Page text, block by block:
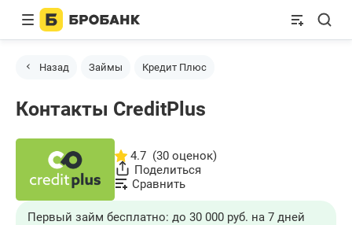
Назад Займы Кредит Плюс
Контакты CreditPlus
4.7 (30 оценок)
Поделиться
Сравнить
Первый займ бесплатно: до 30 000 руб. на 7 дней